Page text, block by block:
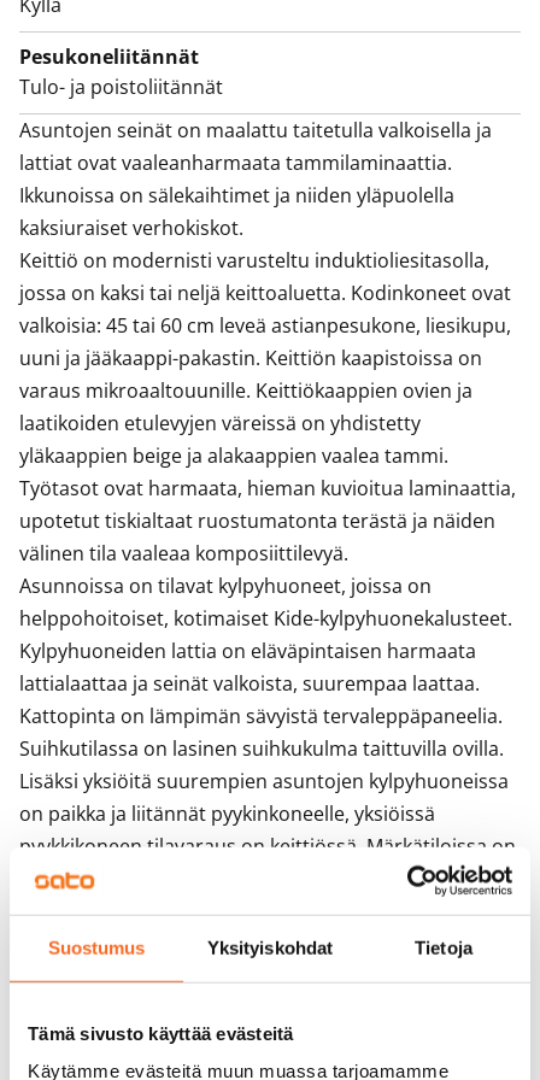
Suostumus Yksityiskohdat Tietoja
Tämä sivusto käyttää evästeitä
Käytämme evästeitä muun muassa tarjoamamme
Pesukoneliitännät
Tulo- ja poistoliitännät
Asuntojen seinät on maalattu taitetulla valkoisella ja
lattiat ovat vaaleanharmaata tammilaminaattia.
Ikkunoissa on sälekaihtimet ja niiden yläpuolella
kaksiuraiset verhokiskot.
Keittiö on modernisti varusteltu induktioliesitasolla,
jossa on kaksi tai neljä keittoaluetta. Kodinkoneet ovat
valkoisia: 45 tai 60 cm leveä astianpesukone, liesikupu,
uuni ja jääkaappi-pakastin. Keittiön kaapistoissa on
varaus mikroaaltouunille. Keittiökaappien ovien ja
laatikoiden etulevyjen väreissä on yhdistetty
yläkaappien beige ja alakaappien vaalea tammi.
Työtasot ovat harmaata, hieman kuvioitua laminaattia,
upotetut tiskialtaat ruostumatonta terästä ja näiden
välinen tila vaaleaa komposiittilevyä.
Asunnoissa on tilavat kylpyhuoneet, joissa on
helppohoitoiset, kotimaiset Kide-kylpyhuonekalusteet.
Kylpyhuoneiden lattia on eläväpintaisen harmaata
lattialaattaa ja seinät valkoista, suurempaa laattaa.
Kattopinta on lämpimän sävyistä tervaleppäpaneelia.
Suihkutilassa on lasinen suihkukulma taittuvilla ovilla.
Lisäksi yksiöitä suurempien asuntojen kylpyhuoneissa
on paikka ja liitännät pyykinkoneelle, yksiöissä
pyykkikoneen tilavaraus on keittiössä. Märkätiloissa on
sähkölämmitteinen lattialämmitys. Kylpyhuoneessa on
hieman yli 5 cm korkea kynnys ja lattia on saman
verran muuta asuntoa korkeammalla; tältä osin asunto
ei siis ole esteetön.
liesikuputehostuksella. Rakennus lämmitetään pääosin
maalämmöllä. Lämmön jakelu tapahtuu